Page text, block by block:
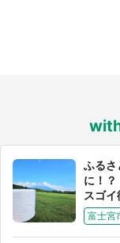
ふる
に！
スゴイ
富士宮